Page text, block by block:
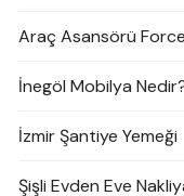
Araç Asansörü
İnegöl Mobilya
İzmir Şantiye Yemeği
Şişli Evden Eve